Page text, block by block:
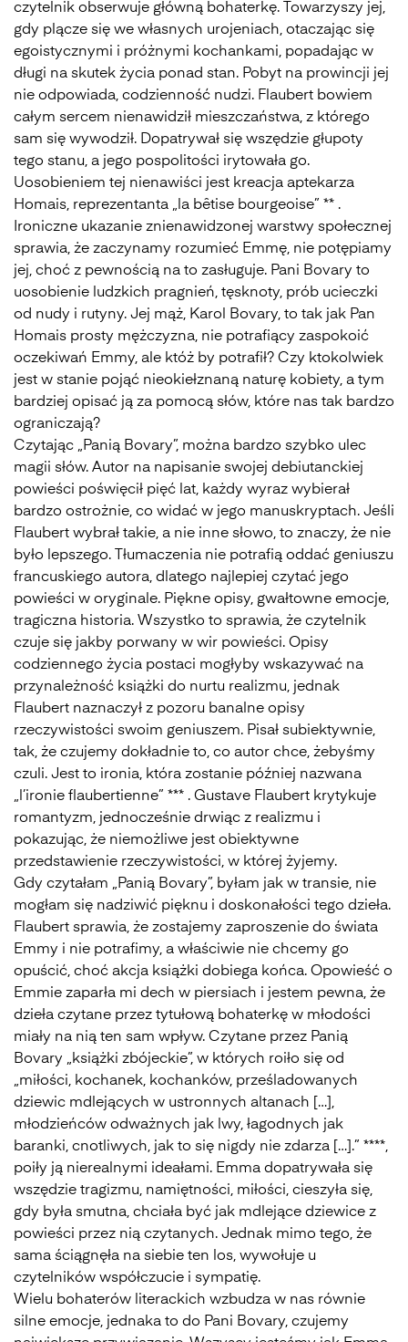
czytelnik obserwuje główną bohaterkę. Towarzyszy jej,
gdy plącze się we własnych urojeniach, otaczając się
egoistycznymi i próżnymi kochankami, popadając w
długi na skutek życia ponad stan. Pobyt na prowincji jej
nie odpowiada, codzienność nudzi. Flaubert bowiem
całym sercem nienawidził mieszczaństwa, z którego
sam się wywodził. Dopatrywał się wszędzie głupoty
tego stanu, a jego pospolitości irytowała go.
Uosobieniem tej nienawiści jest kreacja aptekarza
Homais, reprezentanta „la bêtise bourgeoise” ** .
Ironiczne ukazanie znienawidzonej warstwy społecznej
sprawia, że zaczynamy rozumieć Emmę, nie potępiamy
jej, choć z pewnością na to zasługuje. Pani Bovary to
uosobienie ludzkich pragnień, tęsknoty, prób ucieczki
od nudy i rutyny. Jej mąż, Karol Bovary, to tak jak Pan
Homais prosty mężczyzna, nie potrafiący zaspokoić
oczekiwań Emmy, ale któż by potrafił? Czy ktokolwiek
jest w stanie pojąć nieokiełznaną naturę kobiety, a tym
bardziej opisać ją za pomocą słów, które nas tak bardzo
ograniczają?
Czytając „Panią Bovary”, można bardzo szybko ulec
magii słów. Autor na napisanie swojej debiutanckiej
powieści poświęcił pięć lat, każdy wyraz wybierał
bardzo ostrożnie, co widać w jego manuskryptach. Jeśli
Flaubert wybrał takie, a nie inne słowo, to znaczy, że nie
było lepszego. Tłumaczenia nie potrafią oddać geniuszu
francuskiego autora, dlatego najlepiej czytać jego
powieści w oryginale. Piękne opisy, gwałtowne emocje,
tragiczna historia. Wszystko to sprawia, że czytelnik
czuje się jakby porwany w wir powieści. Opisy
codziennego życia postaci mogłyby wskazywać na
przynależność książki do nurtu realizmu, jednak
Flaubert naznaczył z pozoru banalne opisy
rzeczywistości swoim geniuszem. Pisał subiektywnie,
tak, że czujemy dokładnie to, co autor chce, żebyśmy
czuli. Jest to ironia, która zostanie później nazwana
„l’ironie flaubertienne” *** . Gustave Flaubert krytykuje
romantyzm, jednocześnie drwiąc z realizmu i
pokazując, że niemożliwe jest obiektywne
przedstawienie rzeczywistości, w której żyjemy.
Gdy czytałam „Panią Bovary”, byłam jak w transie, nie
mogłam się nadziwić pięknu i doskonałości tego dzieła.
Flaubert sprawia, że zostajemy zaproszenie do świata
Emmy i nie potrafimy, a właściwie nie chcemy go
opuścić, choć akcja książki dobiega końca. Opowieść o
Emmie zaparła mi dech w piersiach i jestem pewna, że
dzieła czytane przez tytułową bohaterkę w młodości
miały na nią ten sam wpływ. Czytane przez Panią
Bovary „książki zbójeckie”, w których roiło się od
„miłości, kochanek, kochanków, prześladowanych
dziewic mdlejących w ustronnych altanach […],
młodzieńców odważnych jak lwy, łagodnych jak
baranki, cnotliwych, jak to się nigdy nie zdarza […].” ****,
poiły ją nierealnymi ideałami. Emma dopatrywała się
wszędzie tragizmu, namiętności, miłości, cieszyła się,
gdy była smutna, chciała być jak mdlejące dziewice z
powieści przez nią czytanych. Jednak mimo tego, że
sama ściągnęła na siebie ten los, wywołuje u
czytelników współczucie i sympatię.
Wielu bohaterów literackich wzbudza w nas równie
silne emocje, jednaka to do Pani Bovary, czujemy